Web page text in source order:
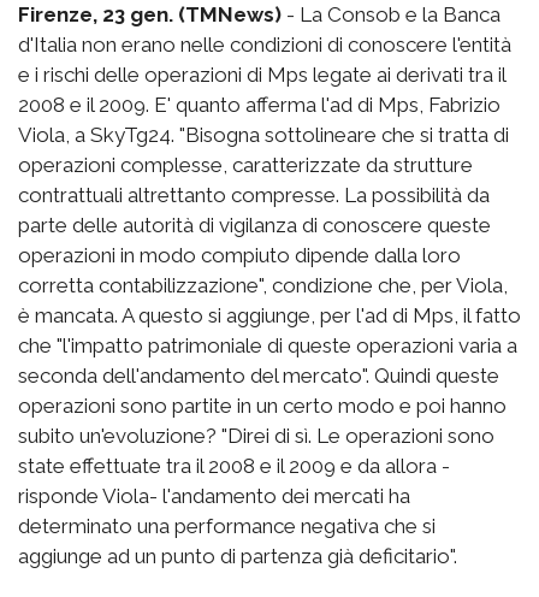
Firenze, 23 gen. (TMNews) - La Consob e la Banca
d'Italia non erano nelle condizioni di conoscere l'entità
e i rischi delle operazioni di Mps legate ai derivati tra il
2008 e il 2009. E' quanto afferma l'ad di Mps, Fabrizio
Viola, a SkyTg24. "Bisogna sottolineare che si tratta di
operazioni complesse, caratterizzate da strutture
contrattuali altrettanto compresse. La possibilità da
parte delle autorità di vigilanza di conoscere queste
operazioni in modo compiuto dipende dalla loro
corretta contabilizzazione", condizione che, per Viola,
è mancata. A questo si aggiunge, per l'ad di Mps, il fatto
che "l'impatto patrimoniale di queste operazioni varia a
seconda dell'andamento del mercato". Quindi queste
operazioni sono partite in un certo modo e poi hanno
subito un'evoluzione? "Direi di sì. Le operazioni sono
state effettuate tra il 2008 e il 2009 e da allora -
risponde Viola- l'andamento dei mercati ha
determinato una performance negativa che si
aggiunge ad un punto di partenza già deficitario".